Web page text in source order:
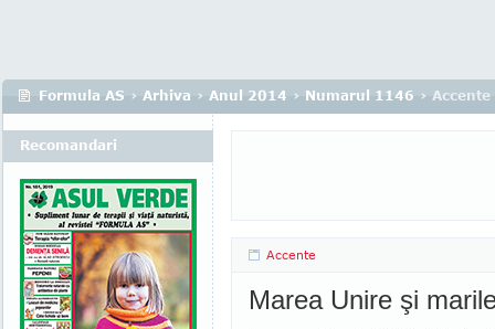
Formula AS › Arhiva › Anul 2014 › Numarul 1146 › Accente
Accente
Marea Unire şi
Recomandari